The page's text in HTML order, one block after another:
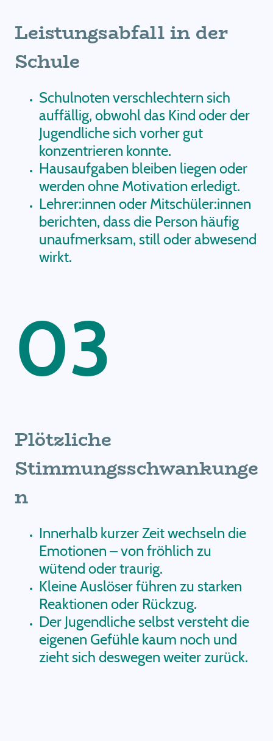
Leistungsabfall in der
Schule
Schulnoten verschlechtern sich
auffällig, obwohl das Kind oder der
Jugendliche sich vorher gut
konzentrieren konnte.
Hausaufgaben bleiben liegen oder
werden ohne Motivation erledigt.
Lehrer:innen oder Mitschüler:innen
berichten, dass die Person häufig
unaufmerksam, still oder abwesend
wirkt.
03
Plötzliche
Stimmungsschwankunge
n
Innerhalb kurzer Zeit wechseln die
Emotionen – von fröhlich zu
wütend oder traurig.
Kleine Auslöser führen zu starken
Reaktionen oder Rückzug.
Der Jugendliche selbst versteht die
eigenen Gefühle kaum noch und
zieht sich deswegen weiter zurück.